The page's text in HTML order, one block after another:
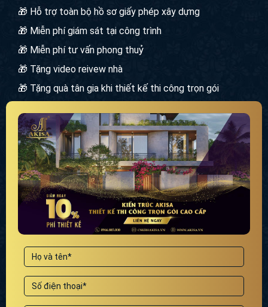
🎁 Hỗ trợ toàn bộ hồ sơ giấy phép xây dựng
🎁 Miễn phí giám sát tại công trình
🎁 Miễn phí tư vấn phong thuỷ
🎁 Tặng video reivew nhà
🎁 Tặng quà tân gia khi thiết kế thi công trọn gói